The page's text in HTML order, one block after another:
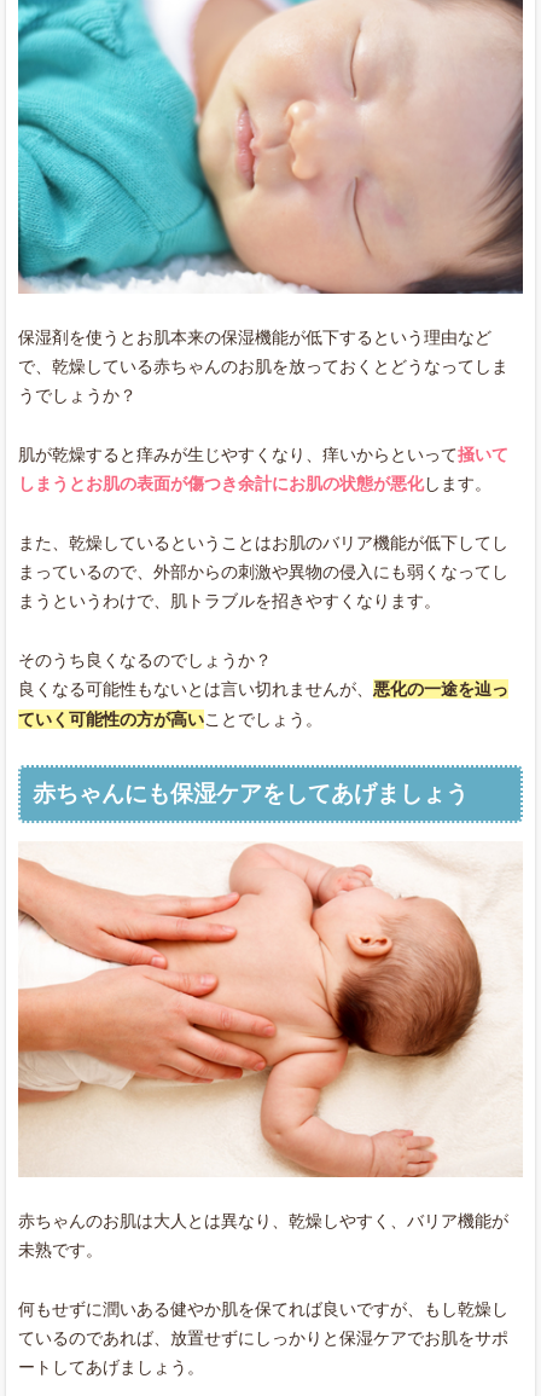
保湿剤を使うとお肌本来の保湿機能が低下するという理由など
で、乾燥している赤ちゃんのお肌を放っておくとどうなってしま
うでしょうか？
肌が乾燥すると痒みが生じやすくなり、痒いからといって掻いて
しまうとお肌の表面が傷つき余計にお肌の状態が悪化します。
また、乾燥しているということはお肌のバリア機能が低下してし
まっているので、外部からの刺激や異物の侵入にも弱くなってし
まうというわけで、肌トラブルを招きやすくなります。
そのうち良くなるのでしょうか？
良くなる可能性もないとは言い切れませんが、 悪化の一途を辿っ
ていく可能性の方が高いことでしょう。
赤ちゃんにも保湿ケアをしてあげましょう
赤ちゃんのお肌は大人とは異なり、乾燥しやすく、バリア機能が
未熟です。
何もせずに潤いある健やか肌を保てれば良いですが、もし乾燥し
ているのであれば、放置せずにしっかりと保湿ケアでお肌をサポ
ートしてあげましょう。